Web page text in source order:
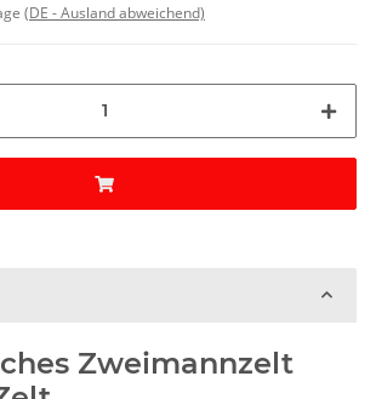
(DE - Ausland abweichend)
Zweimannzelt